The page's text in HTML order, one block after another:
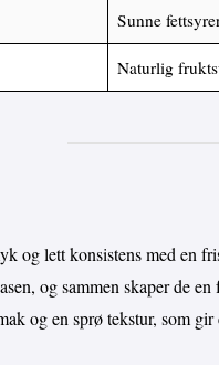
Sunne
Naturlig
og lett konsistens med en
og sammen skaper de
og en sprø tekstur, som